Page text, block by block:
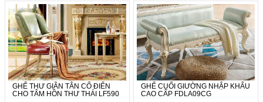
GHẾ THƯ GIÃN TÂN CỔ ĐIỂN
CHO TÂM HỒN THƯ THÁI LF590
GHẾ CUỐI GIƯỜNG NHẬP KHẨU
CAO CẤP FDLA09CG